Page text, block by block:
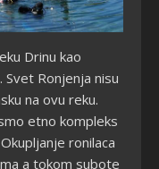
Drinu kao
Svet Ronjenja nisu
na ovu reku.
etno kompleks
ronilaca
a tokom subote